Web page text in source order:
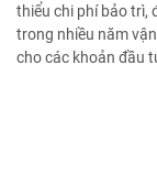
thiểu chi phí bảo trì,
trong nhiều năm
cho các khoản đầu